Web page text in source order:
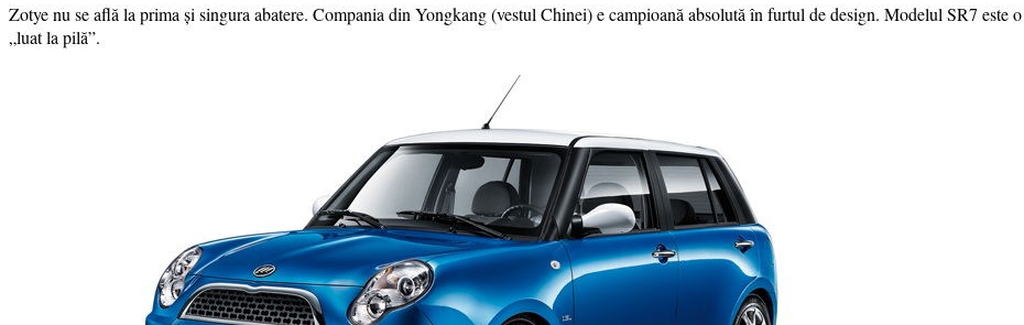
Zotye nu se află la prima și singura abatere. Compania din Yongkang (vestul Chinei) e campioană absolută în furtul de design. Modelul SR7
„luat la pilă”.